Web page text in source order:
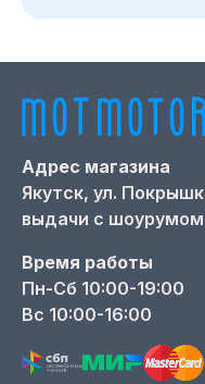
Адрес магазина
Якутск, ул.
выдачи с шоурумом
Время работы
Пн-Сб 10:00-19:00
Вс 10:00-16:00